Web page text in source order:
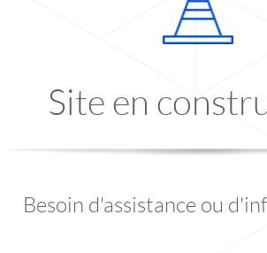
Site en
Besoin d'assistance ou